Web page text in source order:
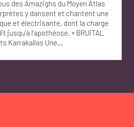
des Amazighs du Moyen Atlas
y dansent et chantent une
et électrisante, dont la charge
l’apothéose. + BRUiTAL
Karrakallas Une...